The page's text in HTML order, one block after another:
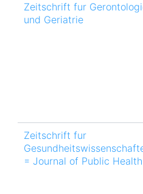
Zeitschrift fur
und Geriatrie
Zeitschrift fur
= Journal of Public Health